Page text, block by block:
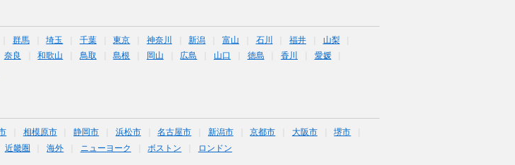
群馬 埼玉 千葉 東京 神奈川 新潟 富山 石川 福井
山梨
奈良 和歌山 鳥取 島根 岡山 広島 山口 徳島 香川
愛媛
相模原市 静岡市 浜松市 名古屋市 新潟市 京都市 大阪市
堺市
近畿圏 海外 ニューヨーク ボストン ロンドン